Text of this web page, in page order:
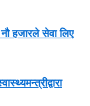
हजारले सेवा लिए